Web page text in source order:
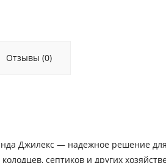
Отзывы (0)
Джилекс — надежное решение
септиков и других